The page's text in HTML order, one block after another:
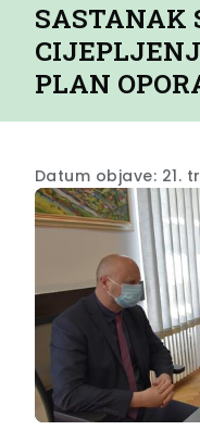
SASTANAK
PLAN
Datum objave: 21.